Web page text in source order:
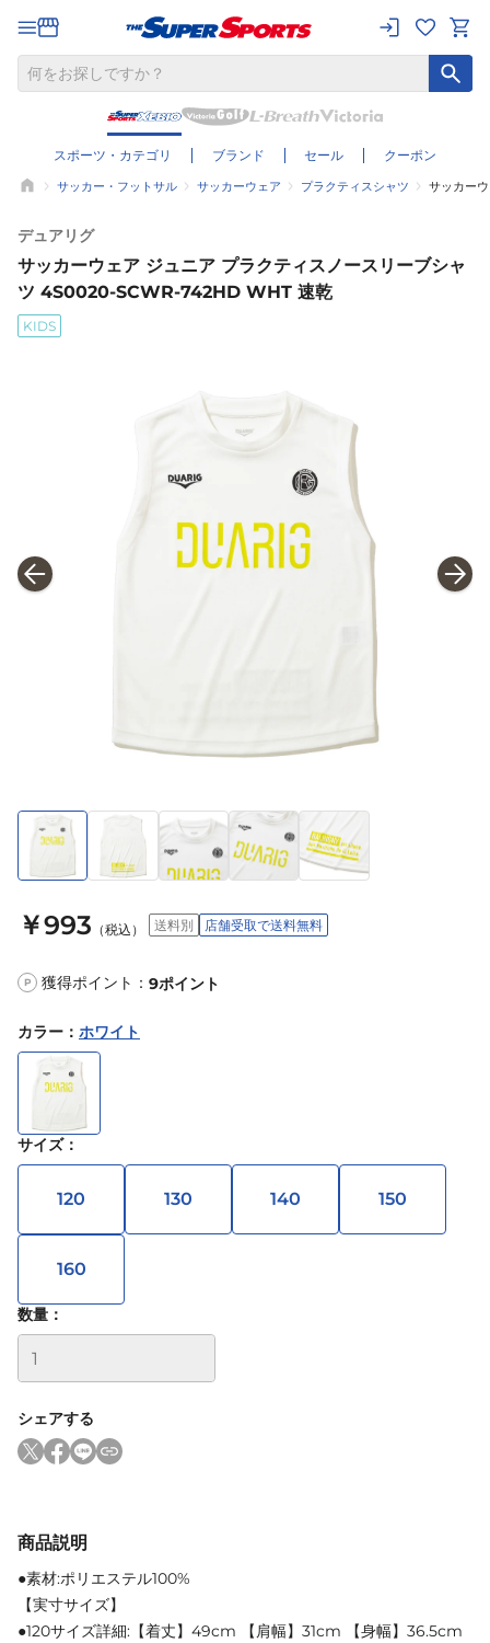
スポーツ・カテゴリ ブランド セール クーポン
サッカー・フットサル サッカーウェア プラクティスシャツ サッカー
デュアリグ
サッカーウェア ジュニア プラクティスノースリーブシャ
ツ 4S0020-SCWR-742HD WHT 速乾
KIDS
￥993 （税込） 送料別 店舗受取で送料無料
P 獲得ポイント： 9ポイント
カラー ： ホワイト
サイズ：
120 130 140 150
160
数量：
シェアする
商品説明
●素材:ポリエステル100%
【実寸サイズ】
●120サイズ詳細:【着丈】49cm 【肩幅】31cm 【身幅】36.5cm